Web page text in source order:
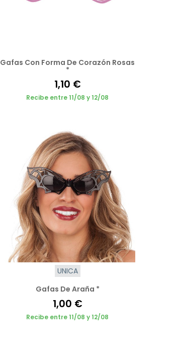
Gafas Con Forma De Corazón Rosas
*
1,10 €
Recibe entre 11/08 y 12/08
UNICA
Gafas De Araña *
1,00 €
Recibe entre 11/08 y 12/08